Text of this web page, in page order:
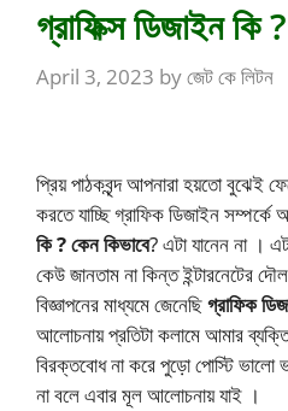
গ্রাফিক্স ডিজাইন কি
April 3, 2023 byজেট কে লিটন
প্রিয় পাঠকবৃন্দ আপনারা হয়তো
করতে যাচ্ছি গ্রাফিক ডিজাইন
কি ? কেন কিভাবে?এটা যানেন না ।
কেউ জানতাম না কিন্ত ইন্টারনেটের
বিজ্ঞাপনের মাধ্যমে জেনেছিগ্রাফিক
আলোচনায় প্রতিটা কলামে আমার
বিরক্তবোধ না করে পুড়ো পোস্টি
না বলে এবার মূল আলোচনায় যাই ।